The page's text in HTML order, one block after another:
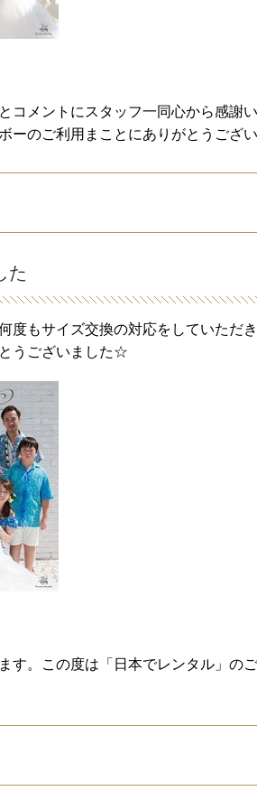
コメントにスタッフ一同心から感謝
ーのご利用まことにありがとうござい
た
度もサイズ交換の対応をしていただ
うございました☆
す。この度は「日本でレンタル」の